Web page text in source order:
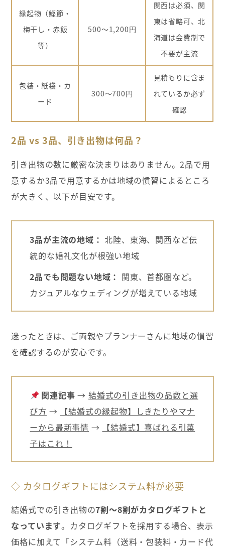
縁起物（鰹節・
梅干し・赤飯
等）
500〜1,200円
関西は必須、関
東は省略可、北
海道は会費制で
不要が主流
包装・紙袋・カ
ード
300〜700円
見積もりに含ま
れているか必ず
確認
2品 vs 3品、引き出物は何品？
引き出物の数に厳密な決まりはありません。2品で用
意するか3品で用意するかは地域の慣習によるところ
が大きく、以下が目安です。
3品が主流の地域： 北陸、東海、関西など伝
統的な婚礼文化が根強い地域
2品でも問題ない地域： 関東、首都圏など。
カジュアルなウェディングが増えている地域
迷ったときは、ご両親やプランナーさんに地域の慣習
を確認するのが安心です。
関連記事 →結婚式の引き出物の品数と選
び方 →
【結婚式の縁起物】しきたりやマナ
ーから最新事情 →
【結婚式】喜ばれる引菓
子はこれ！
◇ カタログギフトにはシステム料が必要
結婚式での引き出物の7割～8割がカタログギフトと
なっています。カタログギフトを採用する場合、表示
価格に加えて「システム料（送料・包装料・カード代